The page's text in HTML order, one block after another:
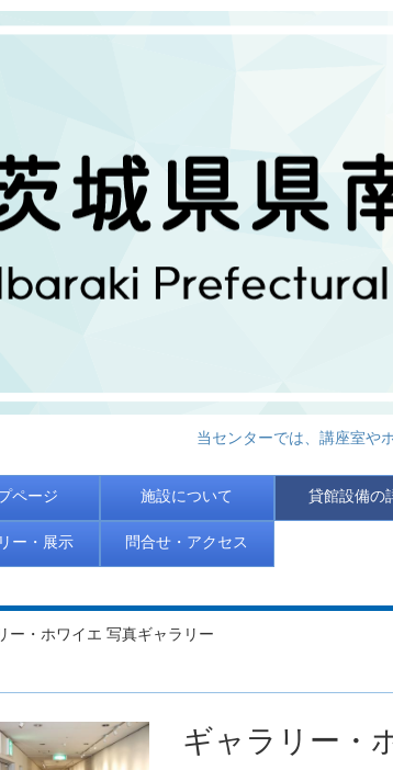
当センターでは、講座室や
ページ 施設について 貸館設備の
ー・展示 問合せ・アクセス
ー・ホワイエ 写真ギャラリー
ギャラリー・